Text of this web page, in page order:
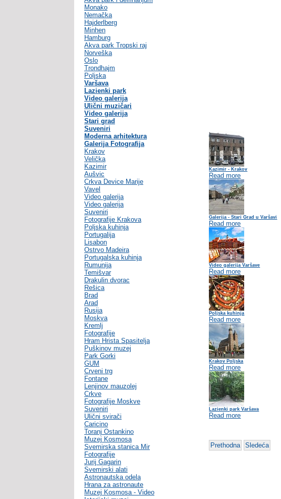
Monako
Nemačka
Hajderlberg
Minhen
Hamburg
Akva park Tropski raj
Norveška
Oslo
Trondhajm
Poljska
Varšava
Lazienki park
Video galerija
Ulični muzičari
Video galerija
Stari grad
Suveniri
Moderna arhitektura
Galerija Fotografija
Krakov
Velička
Kazimir
Aušvic
Crkva Device Marije
Vavel
Video galerija
Video galerija
Suveniri
Fotografije Krakova
Poljska kuhinja
Portugalija
Lisabon
Ostrvo Madeira
Portugalska kuhinja
Rumunija
Temišvar
Drakulin dvorac
Rešica
Brad
Arad
Rusija
Moskva
Kremlj
Fotografije
Hram Hrista Spasitelja
Puškinov muzej
Park Gorki
GUM
Crveni trg
Fontane
Lenjinov mauzolej
Crkve
Fotografije Moskve
Suveniri
Ulični svirači
Caricino
Toranj Ostankino
Muzej Kosmosa
Svemirska stanica Mir
Fotografije
Jurij Gagarin
Svemirski alati
Astronautska odela
Hrana za astronaute
Muzej Kosmosa - Video
Kazimir - Krakov
Read more
Galerija - Stari Grad u Varšavi
Read more
Video galerija Varšave
Read more
Poljska kuhinja
Read more
Krakov Poljska
Read more
Lazienki park Varšava
Read more
Prethodna Sledeća